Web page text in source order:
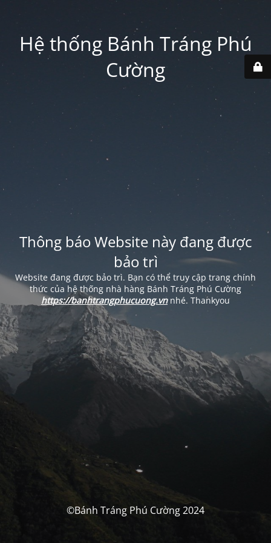
Hệ thống Bánh Tráng Phú
Cường
Thông báo Website này đang được
bảo trì
Website đang được bảo trì. Bạn có thể truy cập trang chính
thức của hệ thống nhà hàng Bánh Tráng Phú Cường
https://banhtrangphucuong.vnnhé. Thankyou
©Bánh Tráng Phú Cường 2024